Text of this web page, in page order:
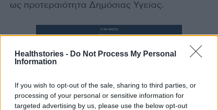
Healthstories - Do Not Process My Personal
Information
If you wish to opt-out of the sale, sharing to third parties, or
processing of your personal or sensitive information for
targeted advertising by us, please use the below opt-out
ως προτεραιότητα Δημόσιας Υγείας.